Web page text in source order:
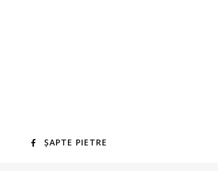
ȘAPTE PIETRE